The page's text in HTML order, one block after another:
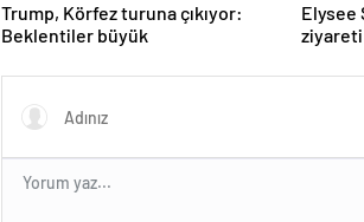
Trump, Körfez turuna çıkıyor:
Beklentiler büyük
Elysee
ziyareti